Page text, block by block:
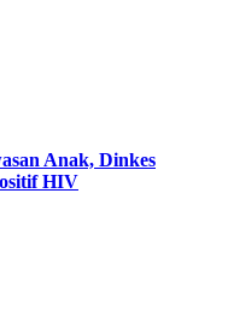
Anak, Dinkes
HIV